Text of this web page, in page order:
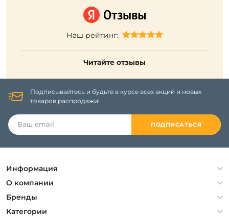
Наш рейтинг:
Читайте отзывы
Подписывайтесь и будьте в курсе всех акций и новых
товаров распродажи!
ПОДПИСАТЬСЯ
Информация
Политика конфиденциальности
Гарантия
Оплата и доставка
О компании
О компании
Контакты
Бренды
Artelamp
Категории